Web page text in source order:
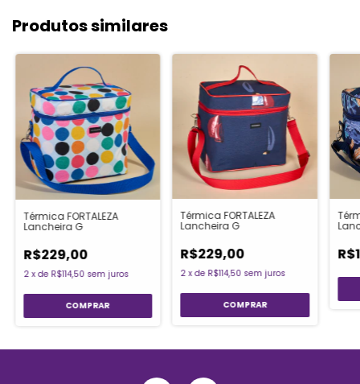
Produtos similares
Térmica FORTALEZA
Lancheira G
R$229,00
2 xde R$114,50 sem juros
Térmica FORTALEZA
Lancheira G
R$229,00
2 xde R$114,50 sem juros